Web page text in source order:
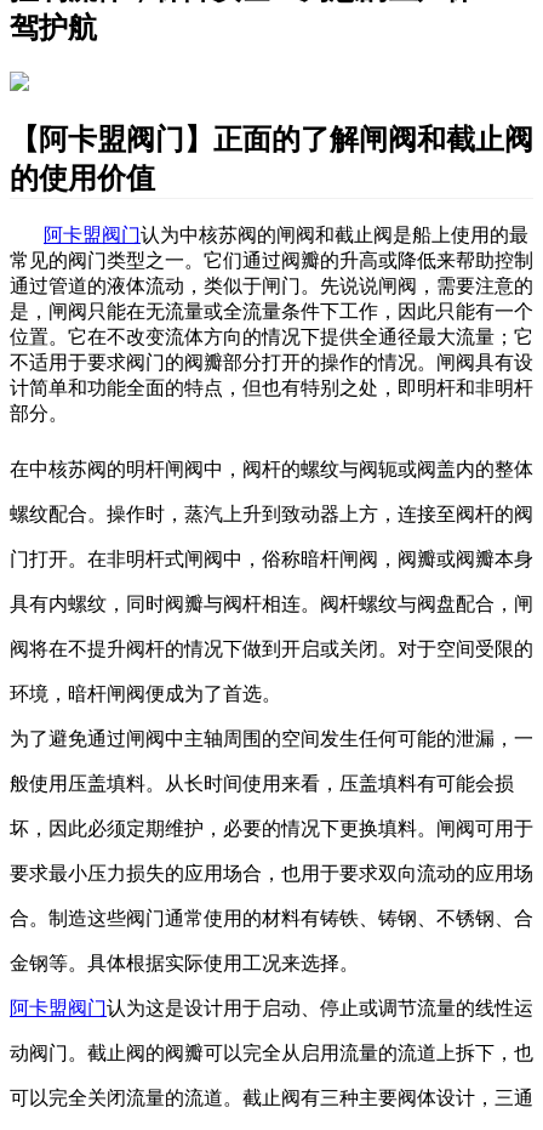
驾护航
【阿卡盟阀门】正面的了解闸阀和截止阀
的使用价值
阿卡盟阀门认为中核苏阀的闸阀和截止阀是船上使用的最
常见的阀门类型之一。它们通过阀瓣的升高或降低来帮助控制
通过管道的液体流动，类似于闸门。 先说说闸阀， 需要注意的
是，闸阀只能在无流量或全流量条件下工作，因此只能有一个
位置。它在不改变流体方向的情况下提供全通径最大流量；它
不适用于要求阀门的阀瓣部分打开的操作的情况。闸阀具有设
计简单和功能全面的特点 ，但也有特别之处 ，即明杆和非明杆
部分。
在中核苏阀的明杆闸阀中，阀杆的螺纹与阀轭或阀盖内的整体
螺纹配合。操作时，蒸汽上升到致动器上方，连接至阀杆的阀
门打开。在非明杆式闸阀中 ， 俗称暗杆闸阀 ，阀瓣或阀瓣本身
具有内螺纹， 同时阀瓣与阀杆相连。阀杆螺纹与阀盘配合， 闸
阀将在不提升阀杆的情况下做到 开启或关闭。 对于空间受限的
环境，暗杆闸阀便成为了首选。
为了避免通过闸阀中主轴周围的空间发生任何可能的泄漏， 一
般使用压盖填料。从长时间使用来看，压盖填料有可能会损
坏，因此必须定期维护，必要的情况下更换填料。闸阀可用于
要求最小压力损失的应用场合，也用于要求双向流动的应用场
合。制造这些阀门通常使用的材料有铸铁 铸钢、不锈钢、合
金钢等。 具体根据实际使用工况来选择。
阿卡盟阀门认为这是设计用于启动、停止或调节流量的线性运
动阀门 。截止阀的阀瓣可以完全从启用流量的流道上拆下，也
可以完全关闭流量的流道。 截止阀有三种主要阀体设计，三通